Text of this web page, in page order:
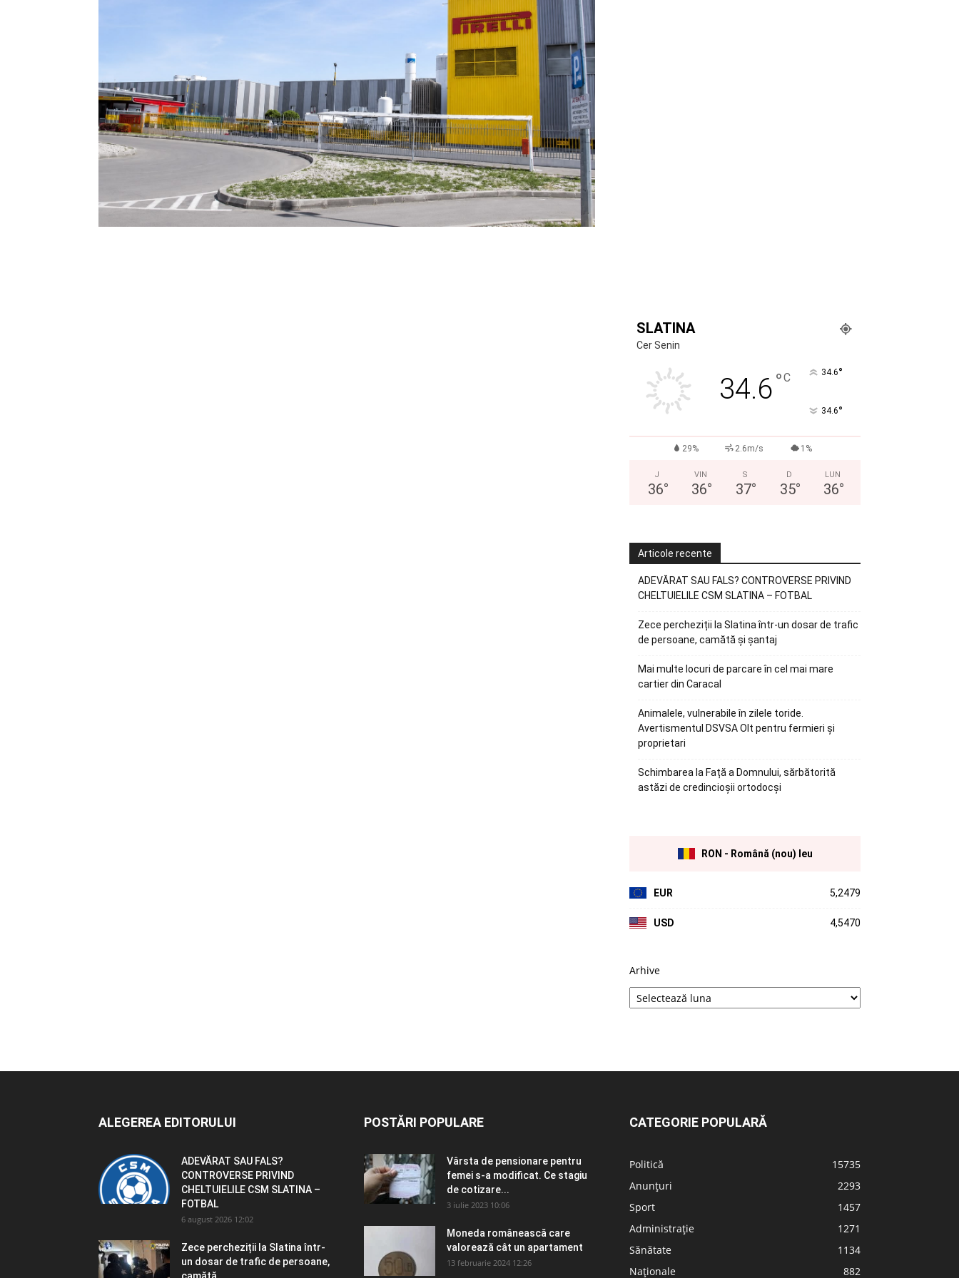
SLATINA
Cer Senin
34.6°C 34.6°
34.6°
29% 2.6m/s 1%
J
36°
VIN
36°
S
37°
D
35°
LUN
36°
Articole recente
ADEVĂRAT SAU FALS? CONTROVERSE PRIVIND
CHELTUIELILE CSM SLATINA – FOTBAL
Zece percheziții la Slatina într-un dosar de trafic
de persoane, camătă și șantaj
Mai multe locuri de parcare în cel mai mare
cartier din Caracal
Animalele, vulnerabile în zilele toride.
Avertismentul DSVSA Olt pentru fermieri și
proprietari
Schimbarea la Față a Domnului, sărbătorită
astăzi de credincioșii ortodocși
RON - Română (nou) leu
EUR 5,2479
USD 4,5470
Arhive
ALEGEREA EDITORULUI
ADEVĂRAT SAU FALS?
CONTROVERSE PRIVIND
CHELTUIELILE CSM SLATINA –
FOTBAL
6 august 2026 12:02
Zece percheziții la Slatina într-
un dosar de trafic de persoane,
POSTĂRI POPULARE
Vârsta de pensionare pentru
femei s-a modificat. Ce stagiu
de cotizare...
3 iulie 2023 10:06
Moneda românească care
valorează cât un apartament
13 februarie 2024 12:26
CATEGORIE POPULARĂ
Politică
15735
Anunțuri
2293
Sport
1457
Administrație
1271
Sănătate
1134
Naționale
882